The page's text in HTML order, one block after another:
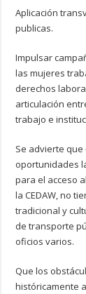
Aplicación
publicas.
Impulsar
las mujeres
derechos
articulación
trabajo e
Se advierte
oportunidades
para el acceso
la CEDAW, no
tradicional y
de transporte
oficios varios.
Que los
históricamente